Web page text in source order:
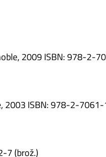
2009 ISBN: 978-2-
2003 ISBN: 978-2-
7 (brož.)